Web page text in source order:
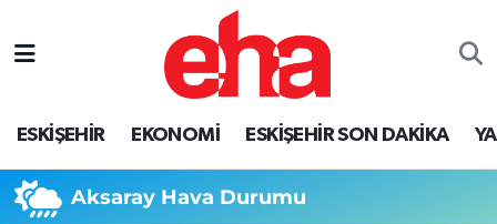
ESKİŞEHİR EKONOMİ ESKİŞEHİR SON DAKİKA
Aksaray Hava Durumu